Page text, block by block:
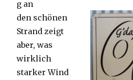
g an
den schönen
Strand zeigt
aber, was
wirklich
starker Wind